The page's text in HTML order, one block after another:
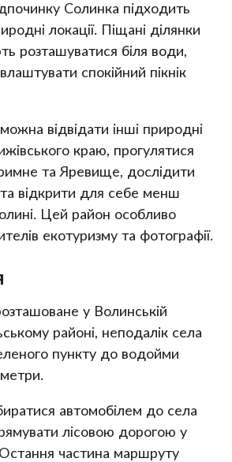
Солинка підходить
локації. Піщані ділянки
розташуватися біля води,
спокійний пікнік
відвідати інші природні
краю, прогулятися
та Яревище, дослідити
відкрити для себе менш
Цей район особливо
екотуризму та фотографії.
у Волинській
районі, неподалік села
пункту до водойми
автомобілем до села
лісовою дорогою у
частина маршруту